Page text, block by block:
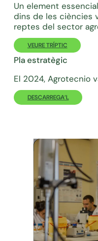
Un element
dins de les ciències
reptes del sector
VEURE TRÍPTIC
Pla estratègic
El 2024, Agrotecnio
DESCARREGA’L